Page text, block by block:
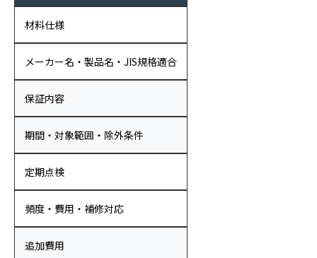
材料仕様
メーカー名・製品名・JIS規格適合
保証内容
期間・対象範囲・除外条件
定期点検
頻度・費用・補修対応
追加費用